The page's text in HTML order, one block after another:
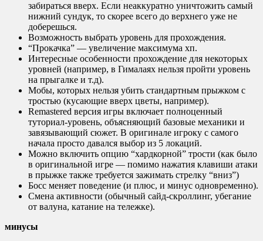
забираться вверх. Если неаккуратно уничтожить самый
нижний сундук, то скорее всего до верхнего уже не
доберешься.
Возможность выбрать уровень для прохождения.
“Прокачка” — увеличение максимума хп.
Интересные особенности прохождение для некоторых
уровней (например, в Гималаях нельзя пройти уровень
на прыгалке и т.д).
Мобы, которых нельзя убить стандартным прыжком с
тростью (кусающие вверх цветы, например).
Remastered версия игры включает полноценный
туториал-уровень, объясняющий базовые механики и
завязывающий сюжет. В оригинале игроку с самого
начала просто давался выбор из 5 локаций.
Можно включить опцию “хардкорной” трости (как было
в оригинальной игре — помимо нажатия клавиши атаки
в прыжке также требуется зажимать стрелку “вниз”)
Босс меняет поведение (и плюс, и минус одновременно).
Смена активности (обычный сайд-скроллинг, убегание
от валуна, катание на тележке).
минусы